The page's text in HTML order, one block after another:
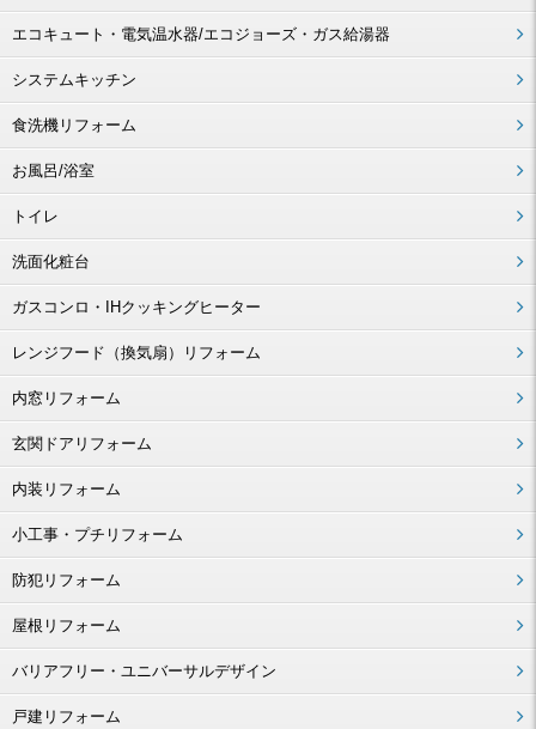
エコキュート・電気温水器/エコジョーズ・ガス給湯器
システムキッチン
食洗機リフォーム
お風呂/浴室
トイレ
洗面化粧台
ガスコンロ・IHクッキングヒーター
レンジフード（換気扇）リフォーム
内窓リフォーム
玄関ドアリフォーム
内装リフォーム
小工事・プチリフォーム
防犯リフォーム
屋根リフォーム
バリアフリー・ユニバーサルデザイン
戸建リフォーム